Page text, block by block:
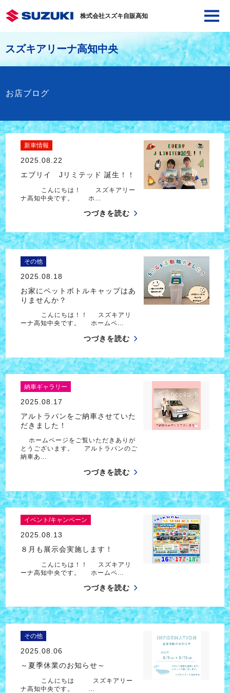
株式会社スズキ自販高知
スズキアリーナ高知中央
お店ブログ
新車情報
2025.08.22
エブリイ Jリミテッド 誕生！！
こんにちは！ スズキアリー
ナ高知中央です。 ホ…
つづきを読む
その他
2025.08.18
お家にペットボトルキャップはあ
りませんか？
こんにちは！！ スズキアリ
ーナ高知中央です。 ホームペ…
つづきを読む
納車ギャラリー
2025.08.17
アルトラパンをご納車させていた
だきました！
ホームページをご覧いただきありが
とうございます。 アルトラパンのご
納車あ…
つづきを読む
イベント/キャンペーン
2025.08.13
８月も展示会実施します！
こんにちは！！ スズキアリ
ーナ高知中央です。 ホームペ…
つづきを読む
その他
2025.08.06
～夏季休業のお知らせ～
こんにちは スズキアリー
ナ高知中央です。 …